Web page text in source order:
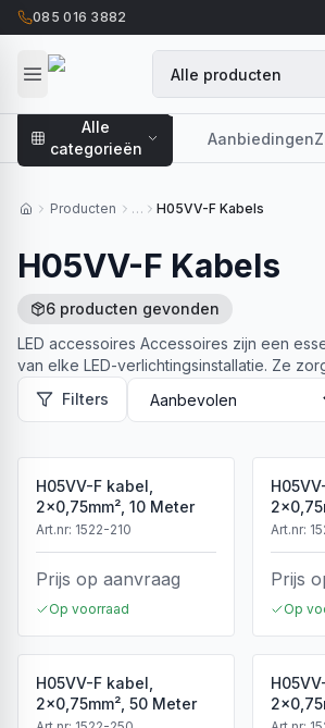
085 016 3882
Alle
categorieën
Aanbiedingen
Producten … H05VV-F Kabels
H05VV-F Kabels
6 producten gevonden
LED accessoires Accessoires zijn een
van elke LED-verlichtingsinstallatie. Ze
verlichting niet alleen werkt, maar ook…
Filters
H05VV-F kabel,
2x0,75mm², 10 Meter
Art.nr: 1522-210
Prijs op aanvraag
Op voorraad
Art.nr:
Prijs
Op
H05VV-F kabel,
2x0,75mm², 50 Meter